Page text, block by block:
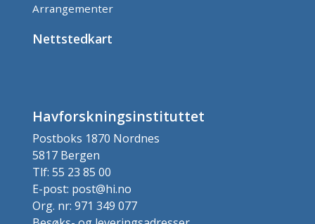
Arrangementer
Nettstedkart
Havforskningsinstituttet
Postboks 1870 Nordnes
5817 Bergen
Tlf: 55 23 85 00
E-post: post@hi.no
Org. nr: 971 349 077